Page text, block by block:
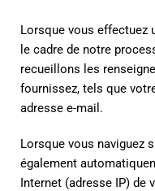
Lorsque vous effectuez
le cadre de notre
recueillons les
fournissez, tels que
adresse e-mail.
Lorsque vous naviguez
également
Internet (adresse IP) de